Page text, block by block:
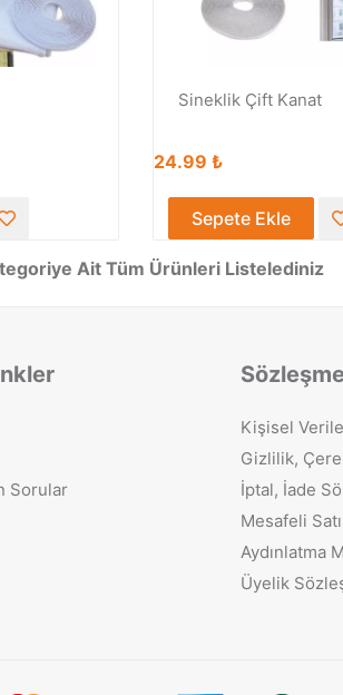
Sineklik Çift Kanat
24.99 ₺
Sepete Ekle
Ait Tüm Ürünleri Listelediniz
Sorular
Kişisel
Gizlilik,
İptal, İade
Mesafeli
Aydınlatma
Üyelik